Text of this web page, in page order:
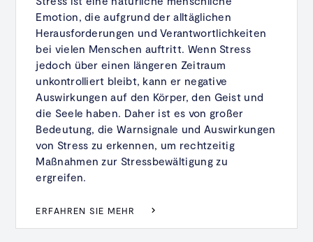
Emotion, die aufgrund der alltäglichen
Herausforderungen und Verantwortlichkeiten
bei vielen Menschen auftritt. Wenn Stress
jedoch über einen längeren Zeitraum
unkontrolliert bleibt, kann er negative
Auswirkungen auf den Körper, den Geist und
die Seele haben. Daher ist es von großer
Bedeutung, die Warnsignale und Auswirkungen
von Stress zu erkennen, um rechtzeitig
Maßnahmen zur Stressbewältigung zu
ergreifen.
ERFAHREN SIE MEHR